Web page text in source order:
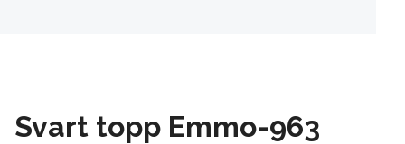
Svart topp Emmo-963